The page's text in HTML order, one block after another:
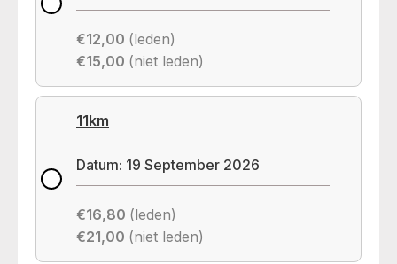
€12,00 (leden)
€15,00 (niet leden)
11km
Datum: 19 September 2026
€16,80 (leden)
€21,00 (niet leden)